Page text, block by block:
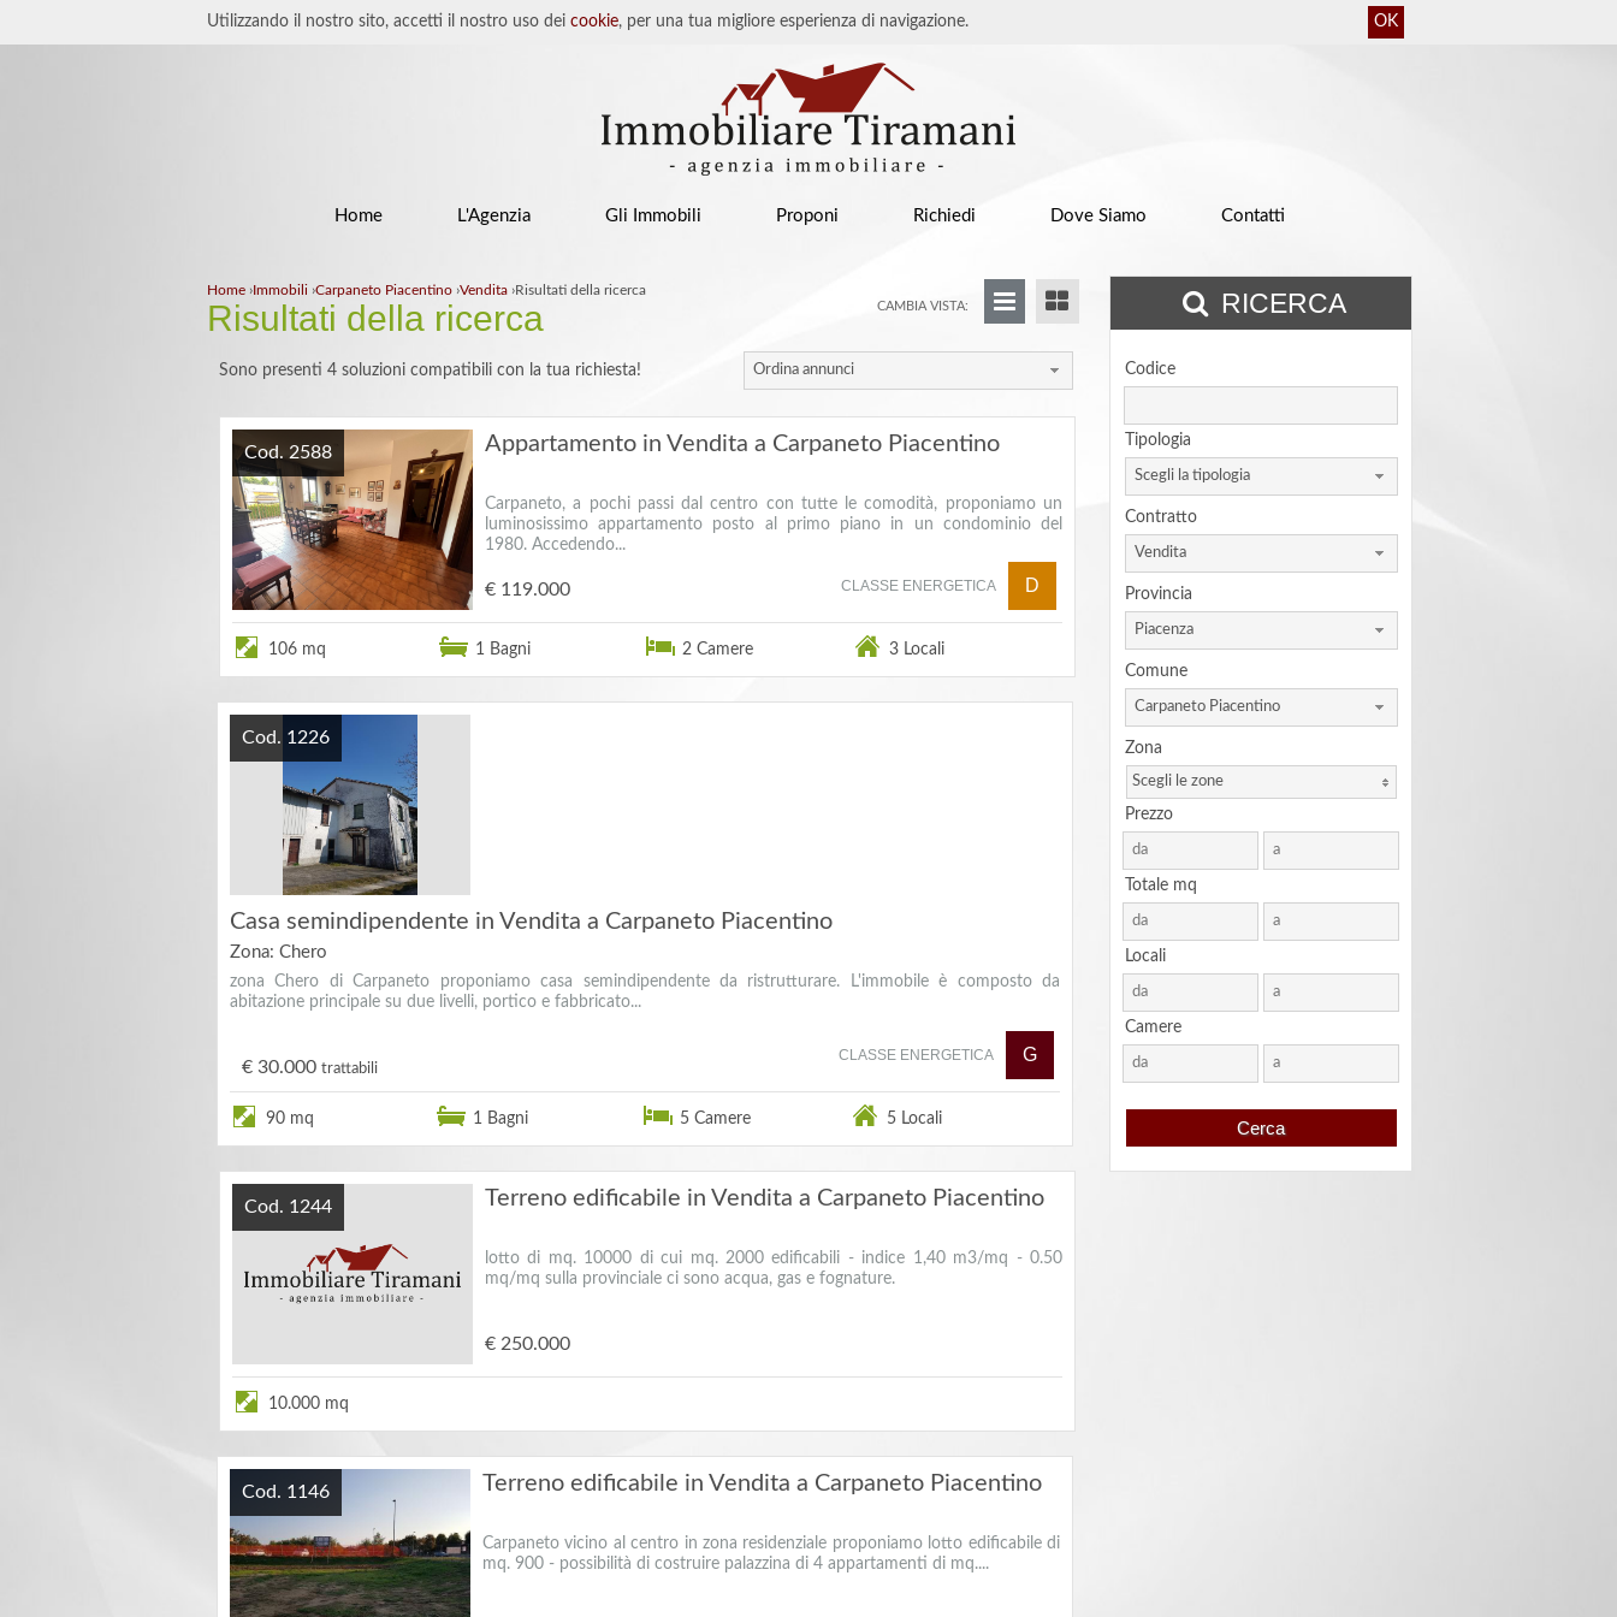
Utilizzando il nostro sito, accetti il nostro uso dei cookie, per una tua migliore esperienza di navigazione. OK
Home L'Agenzia Gli Immobili Proponi Richiedi Dove Siamo Contatti
Home ›Immobili ›Carpaneto Piacentino ›Vendita ›Risultati della ricerca
Risultati della ricerca CAMBIA VISTA:
Sono presenti 4 soluzioni compatibili con la tua richiesta! Ordina annunci
Appartamento in Vendita a Carpaneto Piacentino
Carpaneto, a pochi passi dal centro con tutte le comodità, proponiamo un
luminosissimo appartamento posto al primo piano in un condominio del
1980. Accedendo...
€ 119.000
Cod. 2588
CLASSE ENERGETICA D
106 mq 1 Bagni 2 Camere 3 Locali
Casa semindipendente in Vendita a Carpaneto Piacentino
Zona: Chero
zona Chero di Carpaneto proponiamo casa semindipendente da ristrutturare. L'immobile è composto da
abitazione principale su due livelli, portico e fabbricato...
€ 30.000 trattabili
Cod. 1226
CLASSE ENERGETICA G
90 mq 1 Bagni 5 Camere 5 Locali
Terreno edificabile in Vendita a Carpaneto Piacentino
lotto di mq. 10000 di cui mq. 2000 edificabili - indice 1,40 m3/mq - 0.50
mq/mq sulla provinciale ci sono acqua, gas e fognature.
€ 250.000
Cod. 1244
10.000 mq
Terreno edificabile in Vendita a Carpaneto Piacentino
Carpaneto vicino al centro in zona residenziale proponiamo lotto edificabile di
mq. 900 - possibilità di costruire palazzina di 4 appartamenti di mq....
Cod. 1146
RICERCA
Codice
Tipologia
Scegli la tipologia
Contratto
Vendita
Provincia
Piacenza
Comune
Carpaneto Piacentino
Zona
Scegli le zone
Prezzo
Totale mq
Locali
Camere